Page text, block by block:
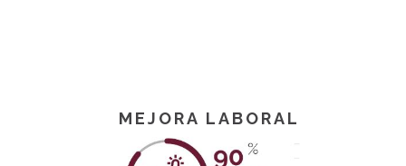
MEJORA LABORAL